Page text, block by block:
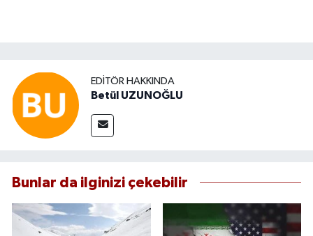
EDITÖR HAKKINDA
Betül UZUNOĞLU
Bunlar da ilginizi çekebilir